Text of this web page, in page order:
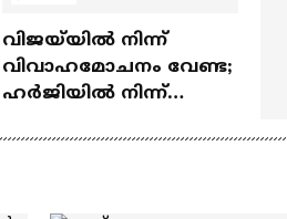
വിജയ്‌യിൽ നിന്ന്
വിവാഹമോചനം വേണ്ട;
ഹർജിയിൽ നിന്ന്
Vijay | Sangeetha